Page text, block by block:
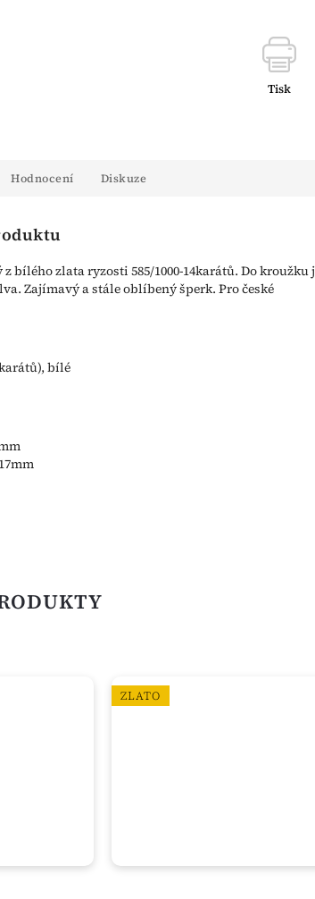
Tisk
Hodnocení Diskuze
bílého zlata ryzosti 585/1000-14karátů. Do kroužku
Zajímavý a stále oblíbený šperk. Pro české
bílé
ZLATO